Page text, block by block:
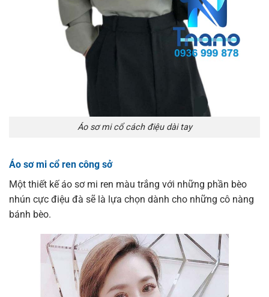
Áo sơ mi cổ cách điệu dài tay
Áo sơ mi cổ ren công sở
Một thiết kế áo sơ mi ren màu trắng với những phần bèo
nhún cực điệu đà sẽ là lựa chọn dành cho những cô nàng
bánh bèo.